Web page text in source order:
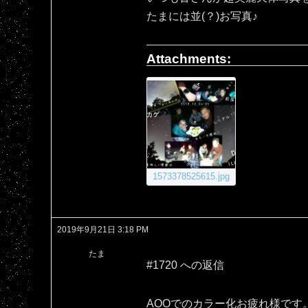
たまには並(？)お写真♪
Attachments:
1573378525615.jpg
2019年9月21日 3:18 PM
たま
#1720 への返信
AOOでのカラー化お疲れ様です。